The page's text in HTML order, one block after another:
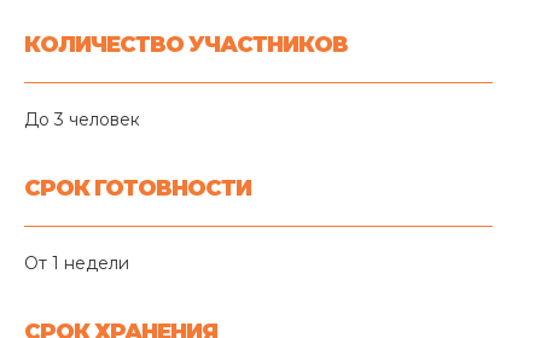
КОЛИЧЕСТВО УЧАСТНИКОВ
До 3 человек
СРОК ГОТОВНОСТИ
От 1 недели
СРОК ХРАНЕНИЯ